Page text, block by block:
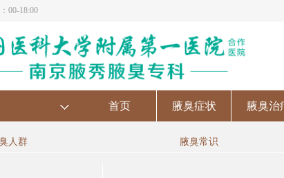
00-18:00
首页 腋臭症状 腋臭治
人群 腋臭常识